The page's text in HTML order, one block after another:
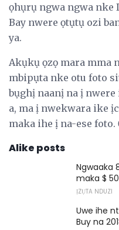
ọhụrụ ngwa ngwa nke
Bay nwere ọtụtụ ozi
ya.
Akụkụ ọzọ mara mma
mbipụta nke otu foto
bụghị naanị na ị
a, ma ị nwekwara ike
maka ihe ị na-ese foto.
Alike posts
Ngwaaka
maka $
ỊZỤTA NDUZI
Uwe ihe
Buy na